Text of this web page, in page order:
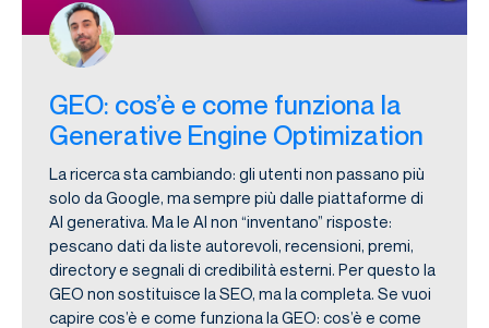
GEO: cos’è e come funziona la
Generative Engine Optimization
La ricerca sta cambiando: gli utenti non passano più
solo da Google, ma sempre più dalle piattaforme di
AI generativa. Ma le AI non “inventano” risposte:
pescano dati da liste autorevoli, recensioni, premi,
directory e segnali di credibilità esterni. Per questo la
GEO non sostituisce la SEO, ma la completa. Se vuoi
capire cos’è e come funziona la GEO: cos’è e come